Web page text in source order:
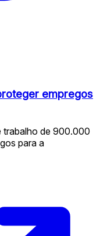
empregos
trabalho de 900.000
para a